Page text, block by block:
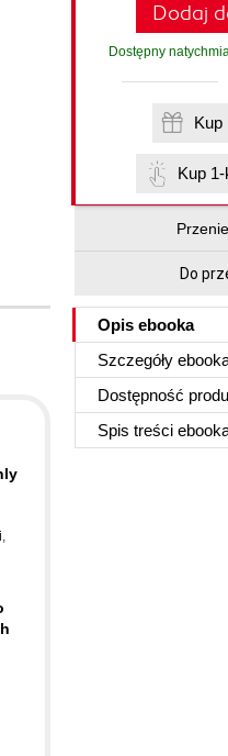
Dodaj
Dostępny
Kup
Do
Opis ebooka
Szczegóły
Dostępność
Spis treści
,